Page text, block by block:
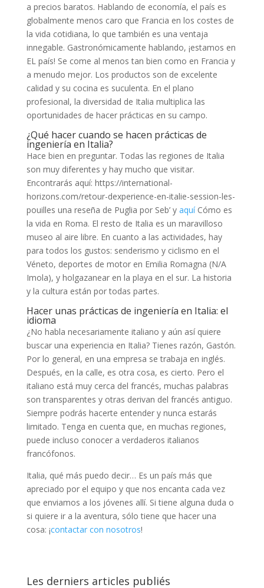
a precios baratos. Hablando de economía, el país es
globalmente menos caro que Francia en los costes de
la vida cotidiana, lo que también es una ventaja
innegable. Gastronómicamente hablando, ¡estamos en
EL país! Se come al menos tan bien como en Francia y
a menudo mejor. Los productos son de excelente
calidad y su cocina es suculenta. En el plano
profesional, la diversidad de Italia multiplica las
oportunidades de hacer prácticas en su campo.
¿Qué hacer cuando se hacen prácticas de
ingeniería en Italia?
Hace bien en preguntar. Todas las regiones de Italia
son muy diferentes y hay mucho que visitar.
Encontrarás aquí: https://international-
horizons.com/retour-dexperience-en-italie-session-les-
pouilles una reseña de Puglia por Seb’ y aquíCómo es
la vida en Roma. El resto de Italia es un maravilloso
museo al aire libre. En cuanto a las actividades, hay
para todos los gustos: senderismo y ciclismo en el
Véneto, deportes de motor en Emilia Romagna (N/A
Imola), y holgazanear en la playa en el sur. La historia
y la cultura están por todas partes.
Hacer unas prácticas de ingeniería en Italia: el
idioma
¿No habla necesariamente italiano y aún así quiere
buscar una experiencia en Italia? Tienes razón, Gastón.
Por lo general, en una empresa se trabaja en inglés.
Después, en la calle, es otra cosa, es cierto. Pero el
italiano está muy cerca del francés, muchas palabras
son transparentes y otras derivan del francés antiguo.
Siempre podrás hacerte entender y nunca estarás
limitado. Tenga en cuenta que, en muchas regiones,
puede incluso conocer a verdaderos italianos
francófonos.
Italia, qué más puedo decir… Es un país más que
apreciado por el equipo y que nos encanta cada vez
que enviamos a los jóvenes allí. Si tiene alguna duda o
si quiere ir a la aventura, sólo tiene que hacer una
cosa: ¡contactar con nosotros!
Les derniers articles publiés